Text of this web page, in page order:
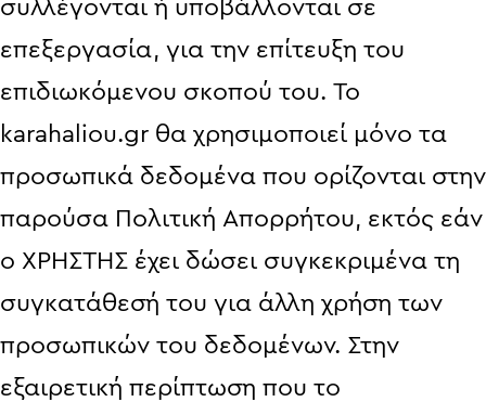
συλλέγονται ή υποβάλλονται σε
επεξεργασία, για την επίτευξη του
επιδιωκόμενου σκοπού του. Το
karahaliou.gr θα χρησιμοποιεί μόνο τα
προσωπικά δεδομένα που ορίζονται στην
παρούσα Πολιτική Απορρήτου, εκτός εάν
ο ΧΡΗΣΤΗΣ έχει δώσει συγκεκριμένα τη
συγκατάθεσή του για άλλη χρήση των
προσωπικών του δεδομένων. Στην
εξαιρετική περίπτωση που το